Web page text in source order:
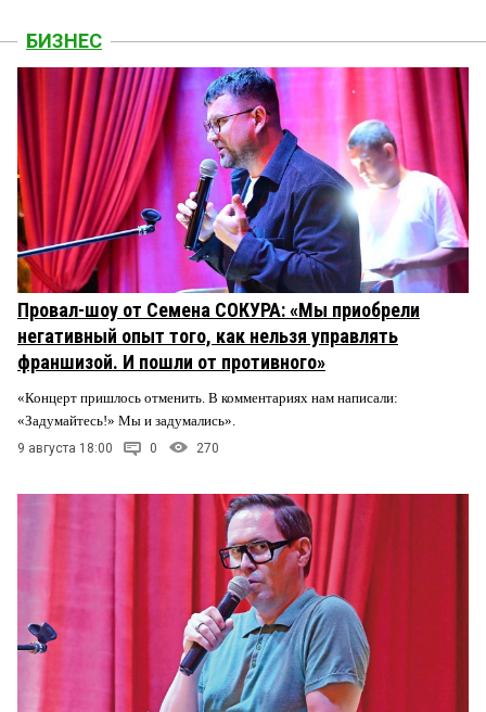
БИЗНЕС
Провал-шоу от Семена СОКУРА: «Мы приобрели
негативный опыт того, как нельзя управлять
франшизой. И пошли от противного»
«Концерт пришлось отменить. В комментариях нам написали:
«Задумайтесь!» Мы и задумались».
9 августа 18:00 0 270